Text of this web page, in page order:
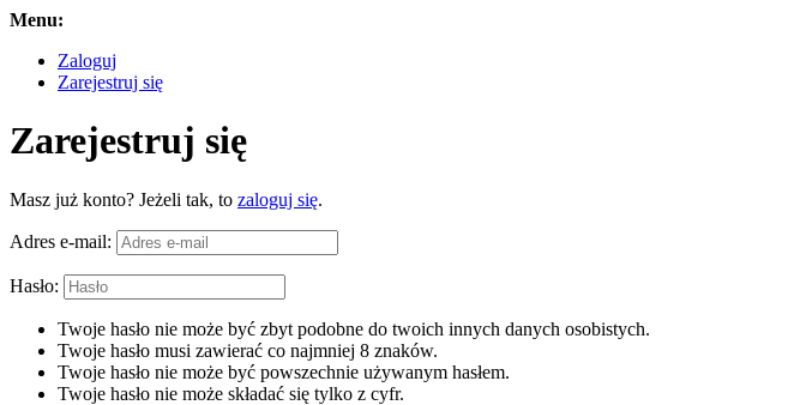
Menu:
Zaloguj
Zarejestruj się
Zarejestruj się
Masz już konto? Jeżeli tak, to zaloguj się.
Adres e-mail:
Hasło:
Twoje hasło nie może być zbyt podobne do twoich innych danych osobistych.
Twoje hasło musi zawierać co najmniej 8 znaków.
Twoje hasło nie może być powszechnie używanym hasłem.
Twoje hasło nie może składać się tylko z cyfr.